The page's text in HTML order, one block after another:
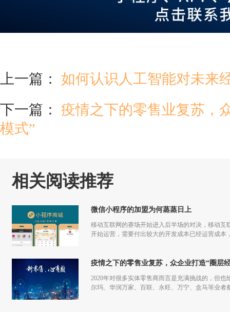
上一篇： 如何认识人工智能对未来
下一篇： 疫情之下的零售业复苏，
模式”
相关阅读推荐
微信小程序的加盟为何蒸蒸日上
移动互联网的赛场开始进入后半场的对决，移动
开始运营，需要付出较大的开发成本已经运营成
疫情之下的零售业复苏，众企业打造“圈层
2020年对很多实体零售商而言是充满挑战的，但
尔玛、华润万家、百联、永旺、万宁、盒马等业